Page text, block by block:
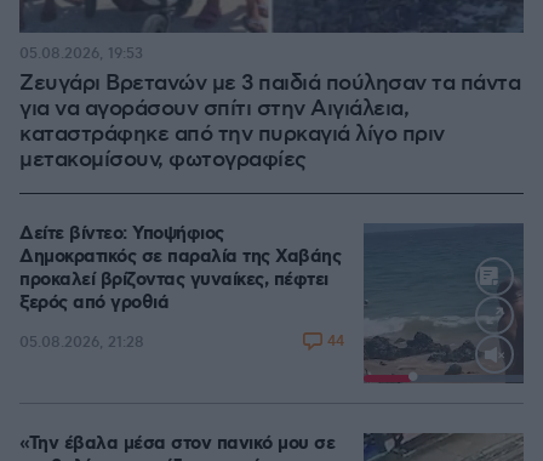
Ζευγάρι Βρετανών με 3 παιδιά πούλησαν τα πάντα
για να αγοράσουν σπίτι στην Αιγιάλεια,
καταστράφηκε από την πυρκαγιά λίγο πριν
μετακομίσουν, φωτογραφίες
05.08.2026, 19:53
Δείτε βίντεο: Υποψήφιος
Δημοκρατικός σε παραλία της Χαβάης
προκαλεί βρίζοντας γυναίκες, πέφτει
ξερός από γροθιά
05.08.2026, 21:28 44
«Την έβαλα μέσα στον πανικό μου σε